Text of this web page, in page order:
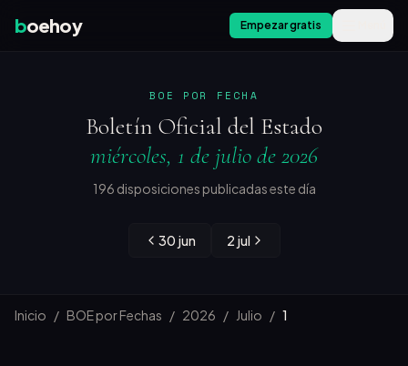
boehoy Empezar gratis
BOE POR FECHA
Boletín Oficial del Estado
miércoles, 1 de julio de 2026
196 disposiciones publicadas este día
30 jun 2 jul
Inicio / BOE por Fechas / 2026 / Julio / 1